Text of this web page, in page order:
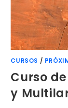
CURSOS /
Curso
y